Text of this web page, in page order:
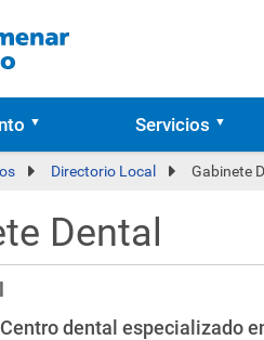
Servicios
Directorio Local Gabinete
Dental
dental especializado